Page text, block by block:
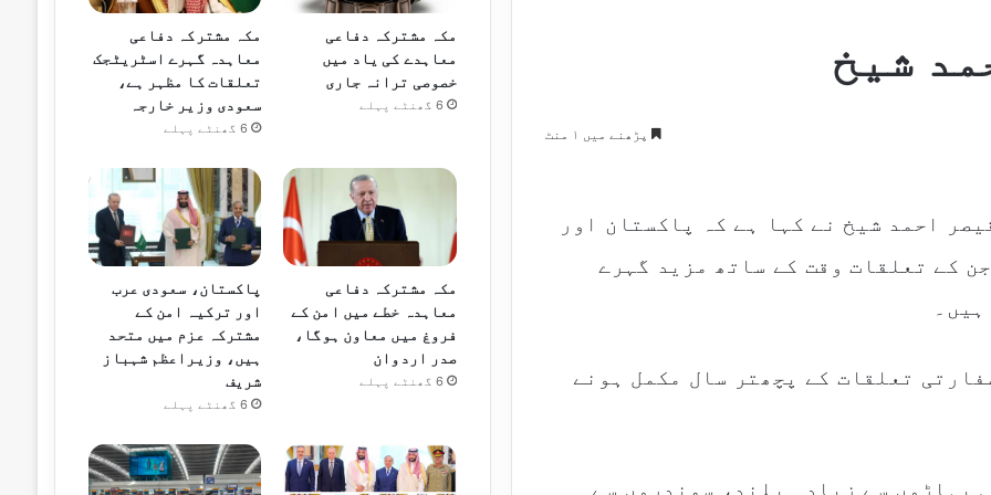
شیخ
پڑھنے میں ۱ منٹ
احمد شیخ نے کہا ہے کہ پاکستان اور
کے تعلقات وقت کے ساتھ مزید گہرے
تعلقات کے پچھتر سال مکمل ہونے
پہاڑوں سے زیادہ بلند، سمندروں سے
مکہ مشترکہ دفاعی
معاہدے کی یاد میں
خصوصی ترانہ جاری
6 گھنٹے پہلے
مکہ مشترکہ دفاعی
معاہدہ گہرے اسٹریٹجک
تعلقات کا مظہر ہے،
سعودی وزیر خارجہ
6 گھنٹے پہلے
مکہ مشترکہ دفاعی
معاہدہ خطے میں امن کے
فروغ میں معاون ہوگا،
صدر اردوان
6 گھنٹے پہلے
پاکستان، سعودی عرب
اور ترکیہ امن کے
مشترکہ عزم میں متحد
ہیں، وزیراعظم شہباز
شریف
6 گھنٹے پہلے